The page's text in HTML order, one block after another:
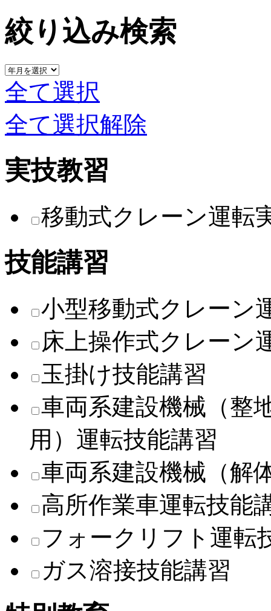
絞り込み検索
全て選択
全て選択解除
実技教習
移動式クレーン運転
技能講習
小型移動式クレーン
床上操作式クレーン
玉掛け技能講習
車両系建設機械（整
用）運転技能講習
車両系建設機械（解
高所作業車運転技能
フォークリフト運転
ガス溶接技能講習